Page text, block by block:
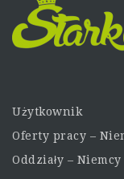
Użytkownik
Oferty pracy –
Oddziały – Niemcy